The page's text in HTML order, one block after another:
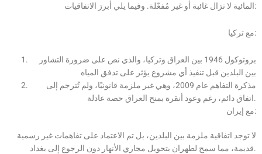
المائية لا تزال غائبة أو غير مُفعّلة. وفيما يلي أبرز الاتفاقيات:
مع تركيا:
بروتوكول 1946 بين العراق وتركيا، والذي نص على ضرورة التشاور
بين البلدين قبل تنفيذ أي مشروع يؤثر على تدفق المياه
مذكرة التفاهم عام 2009، وهي غير ملزمة قانونيًا، ولم تُترجم إلى
اتفاق دائم، رغم وعود أنقرة بمنح العراق حصة عادلة.
مع إيران:
لا توجد اتفاقية ملزمة بين البلدين، بل تم الاعتماد على تفاهمات غير رسمية
قديمة، مما سمح لطهران بتحويل مجاري الأنهار دون الرجوع إلى بغداد.